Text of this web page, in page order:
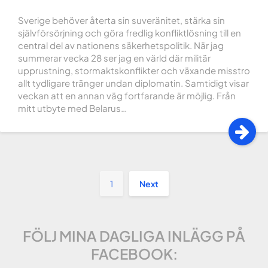
Sverige behöver återta sin suveränitet, stärka sin
självförsörjning och göra fredlig konfliktlösning till en
central del av nationens säkerhetspolitik. När jag
summerar vecka 28 ser jag en värld där militär
upprustning, stormaktskonflikter och växande misstro
allt tydligare tränger undan diplomatin. Samtidigt visar
veckan att en annan väg fortfarande är möjlig. Från
mitt utbyte med Belarus…
1 Next
FÖLJ MINA DAGLIGA INLÄGG PÅ
FACEBOOK: